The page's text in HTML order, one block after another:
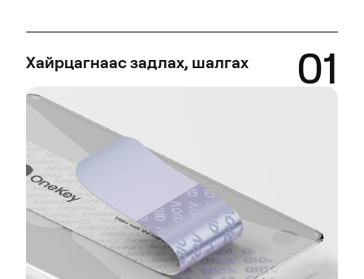
Хайрцагнаас задлах, шалгах 01